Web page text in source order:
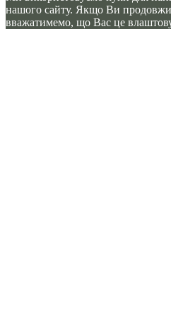
нашого сайту. Якщо Ви
вважатимемо, що Вас це